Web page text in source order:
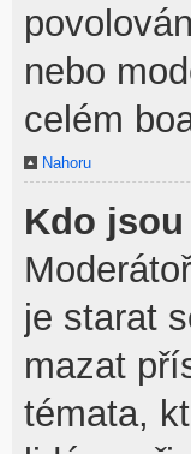
nebo
celém
Nahoru
Kdo
je starat
mazat
témata,